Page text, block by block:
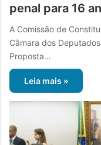
penal para 16
A Comissão de
Câmara dos
Proposta…
Leia mais »